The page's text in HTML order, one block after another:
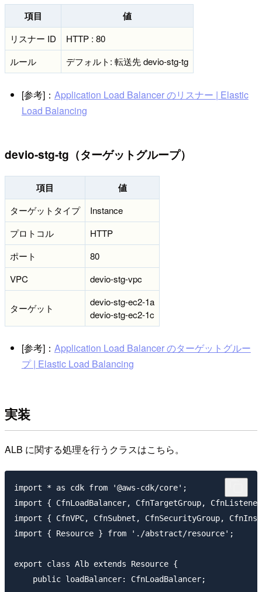
項目 値
リスナー ID
HTTP : 80
ルール
デフォルト: 転送先 devio-stg-tg
[参考]： Application Load Balancer のリスナー | Elastic
Load Balancing
devio-stg-tg（ターゲットグループ）
項目 値
ターゲットタイプ
Instance
プロトコル
HTTP
ポート
80
VPC
devio-stg-vpc
ターゲット
devio-stg-ec2-1a
devio-stg-ec2-1c
[参考]： Application Load Balancer のターゲットグルー
プ | Elastic Load Balancing
実装
ALB に関する処理を行うクラスはこちら。
import * as cdk from '@aws-cdk/core';
import { CfnLoadBalancer, CfnTargetGroup,
import { CfnVPC, CfnSubnet, CfnSecurityGroup,
import { Resource } from './abstract/resource';
export class Alb extends Resource {
    public loadBalancer: CfnLoadBalancer;